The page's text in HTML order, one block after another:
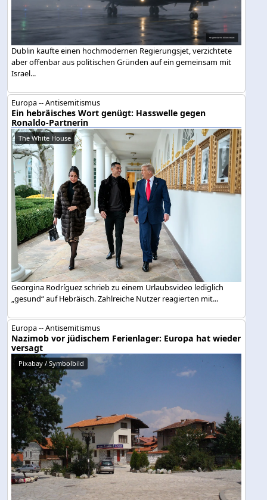
Dublin kaufte einen hochmodernen Regierungsjet, verzichtete
aber offenbar aus politischen Gründen auf ein gemeinsam mit
Israel...
Europa -- Antisemitismus
Ein hebräisches Wort genügt: Hasswelle gegen
Ronaldo-Partnerin
The White House
Georgina Rodríguez schrieb zu einem Urlaubsvideo lediglich
„gesund“ auf Hebräisch. Zahlreiche Nutzer reagierten mit...
Europa -- Antisemitismus
Nazimob vor jüdischem Ferienlager: Europa hat wieder
versagt
Pixabay / Symbolbild